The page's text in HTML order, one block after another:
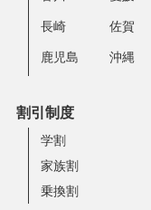
長崎 佐賀
鹿児島 沖縄
割引制度
学割
家族割
乗換割